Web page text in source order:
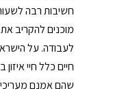
חשיבות רבה
מוכנים להקריב
לעבודה. על
חיים כלל חיי איזון
שהם אמנם